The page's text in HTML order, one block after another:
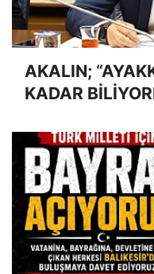
AKALIN;
KADAR